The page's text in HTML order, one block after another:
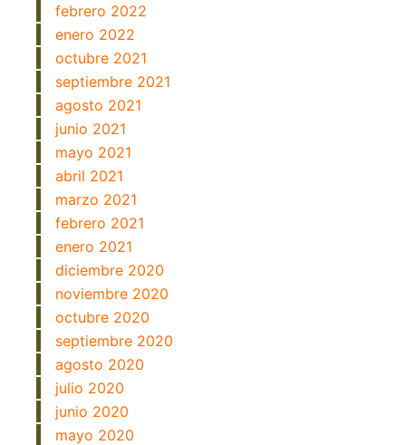
febrero 2022
enero 2022
octubre 2021
septiembre 2021
agosto 2021
junio 2021
mayo 2021
abril 2021
marzo 2021
febrero 2021
enero 2021
diciembre 2020
noviembre 2020
octubre 2020
septiembre 2020
agosto 2020
julio 2020
junio 2020
mayo 2020